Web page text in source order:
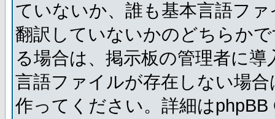
ていないか、誰も基本言語フ
翻訳していないかのどちらか
る場合は、掲示板の管理者に
言語ファイルが存在しない場
作ってください。詳細は